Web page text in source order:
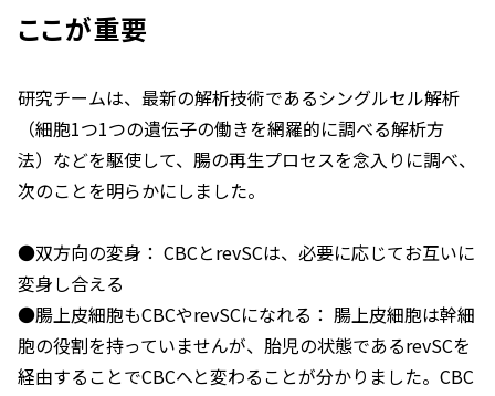
ここが重要
研究チームは、最新の解析技術であるシングルセル解析
（細胞1つ1つの遺伝子の働きを網羅的に調べる解析方
法）などを駆使して、腸の再生プロセスを念入りに調べ、
次のことを明らかにしました。
●双方向の変身： CBCとrevSCは、必要に応じてお互いに
変身し合える
●腸上皮細胞もCBCやrevSCになれる： 腸上皮細胞は幹細
胞の役割を持っていませんが、胎児の状態であるrevSCを
経由することでCBCへと変わることが分かりました。CBC